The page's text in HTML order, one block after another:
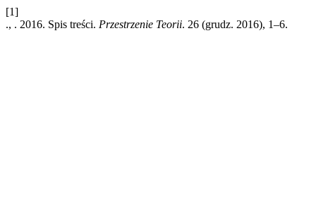
[1]
., . 2016. Spis treści. Przestrzenie Teorii. 26 (grudz. 2016), 1–6.